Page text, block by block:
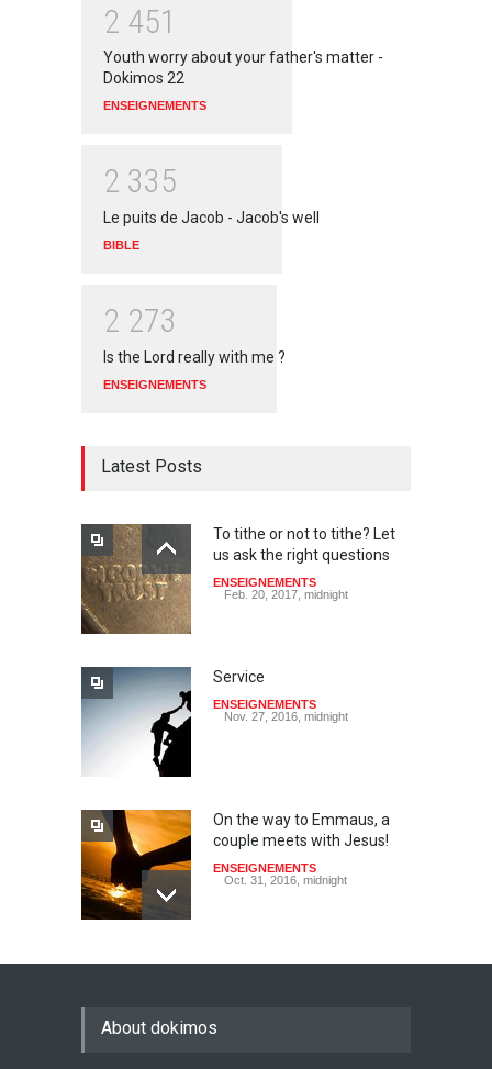
2 451
Youth worry about your father's matter -
Dokimos 22
ENSEIGNEMENTS
2 335
Le puits de Jacob - Jacob's well
BIBLE
2 273
Is the Lord really with me ?
ENSEIGNEMENTS
Latest Posts
To tithe or not to tithe? Let
us ask the right questions
ENSEIGNEMENTS
Feb. 20, 2017, midnight
Service
ENSEIGNEMENTS
Nov. 27, 2016, midnight
On the way to Emmaus, a
couple meets with Jesus!
ENSEIGNEMENTS
Oct. 31, 2016, midnight
May God speak!
About dokimos